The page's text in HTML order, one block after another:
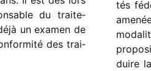
du trai­te­
un examen de
des trai­
tés
duire